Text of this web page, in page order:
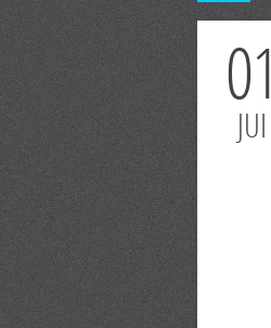
01
JUI